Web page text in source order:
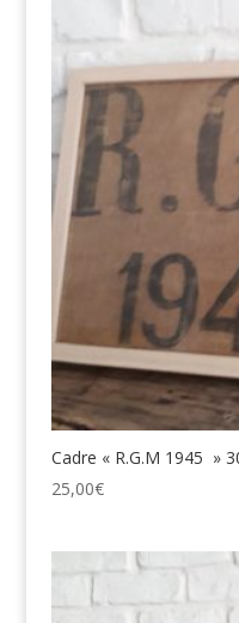
Cadre « R.G.M 1945 »
25,00€